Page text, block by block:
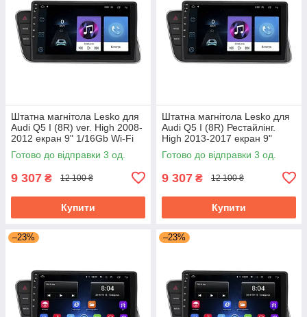
Штатна магнітола Lesko для
Audi Q5 I (8R) ver. High 2008-
2012 екран 9" 1/16Gb Wi-Fi
GPS Base
Готово до відправки 3 од.
9 307 ₴ 12 100 ₴
Купити
Штатна магнітола Lesko для
Audi Q5 I (8R) Рестайлінг.
High 2013-2017 екран 9"
1/16Gb Wi-Fi GPS Base
Готово до відправки 3 од.
9 307 ₴ 12 100 ₴
Купити
–23% –23%